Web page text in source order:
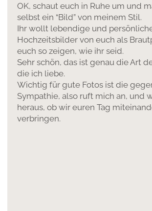
OK, schaut euch in Ruhe um und
selbst ein “Bild” von meinem Stil.
Ihr wollt lebendige und
Hochzeitsbilder von euch als
euch so zeigen, wie ihr seid.
Sehr schön, das ist genau die Art
die ich liebe.
Wichtig für gute Fotos ist die
Sympathie, also ruft mich an, und
heraus, ob wir euren Tag
verbringen.